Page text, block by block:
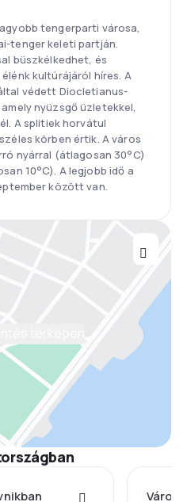
tengerparti városa,
tenger keleti partján.
büszkélkedhet, és
kultúrájáról híres. A
védett Diocletianus-
nyüzsgő üzletekkel,
A splitiek horvátul
körben értik. A város
nyárral (átlagosan 30°C)
10°C). A legjobb idő a
között van.